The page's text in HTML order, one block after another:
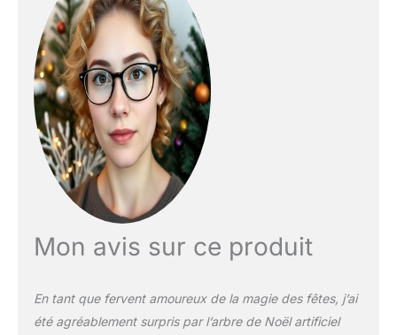
Mon avis sur ce produit
En tant que fervent amoureux de la magie des fêtes, j’ai
été agréablement surpris par l’arbre de Noël artificiel